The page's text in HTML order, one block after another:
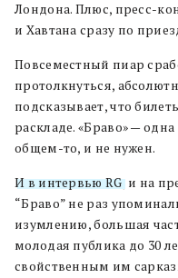
Лондона. Плюс, пресс-
и Хавтана сразу по
Повсеместный пиар
протолкнуться,
подсказывает, что
раскладе. «Браво» —
общем-то, и не нужен.
И в интервью RG, и на
“Браво” не раз
изумлению, большая
молодая публика до 30
свойственным им